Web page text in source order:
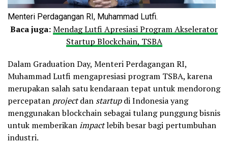
Menteri Perdagangan RI, Muhammad Lutfi.
Baca juga:Mendag Lutfi Apresiasi Program Akselerator
Startup Blockchain, TSBA
Dalam Graduation Day, Menteri Perdagangan RI,
Muhammad Lutfi mengapresiasi program TSBA, karena
merupakan salah satu kendaraan tepat untuk mendorong
percepatan projectdan startupdi Indonesia yang
menggunakan blockchain sebagai tulang punggung bisnis
untuk memberikanimpactlebih besar bagi pertumbuhan
industri.